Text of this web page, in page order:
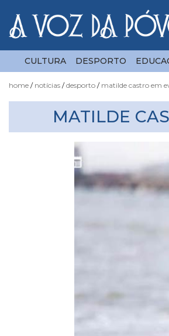
CULTURA DESPORTO
home notícias desporto matilde castro em
MATILDE